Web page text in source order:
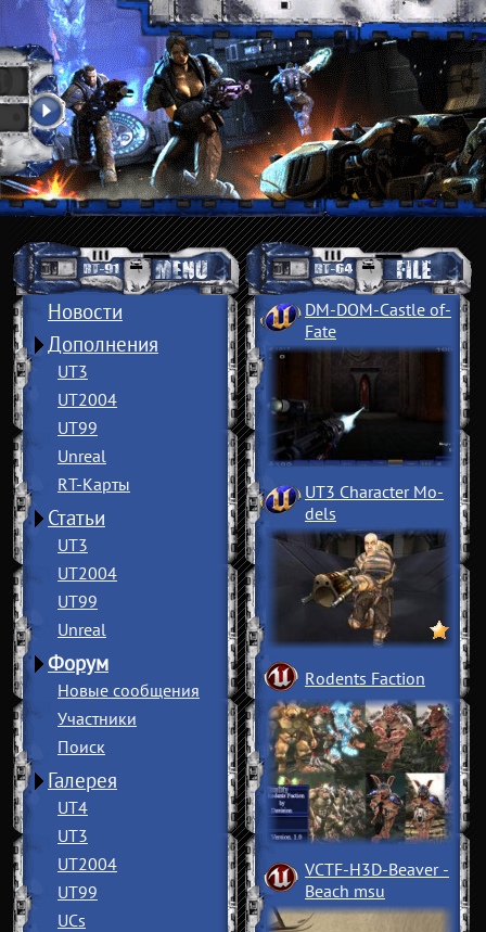
Новости
Дополнения
UT3
UT2004
UT99
Unreal
RT-Карты
Статьи
UT3
UT2004
UT99
Unreal
Форум
Новые сообщения
Участники
Поиск
Галерея
UT4
UT3
UT2004
UT99
UCs
DM-DOM-Castle of­
Fate
UT3 Character Mo­
dels
Rodents Faction
VCTF-H3D-Beaver ­
Beach msu